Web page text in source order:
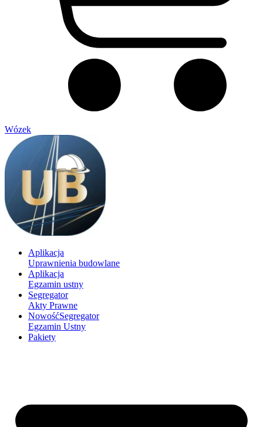
Wózek
Aplikacja
Uprawnienia budowlane
Aplikacja
Egzamin ustny
Segregator
Akty Prawne
NowośćSegregator
Egzamin Ustny
Pakiety